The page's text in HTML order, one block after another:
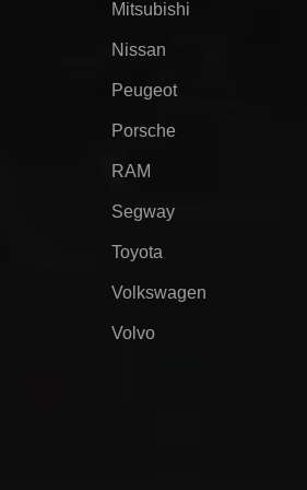
Mitsubishi
Nissan
Peugeot
Porsche
RAM
Segway
Toyota
Volkswagen
Volvo